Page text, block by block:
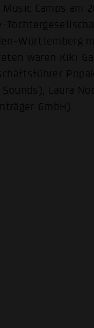
Camps am
Württemberg
waren Kiki
Laura
GmbH).